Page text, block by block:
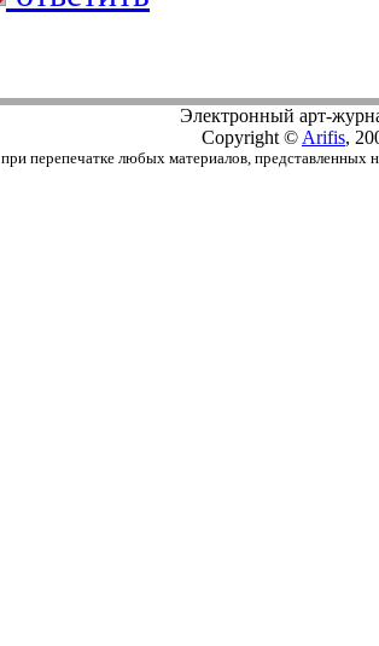
Электронный арт-
Copyright © Arifis,
при перепечатке любых материалов, представленных